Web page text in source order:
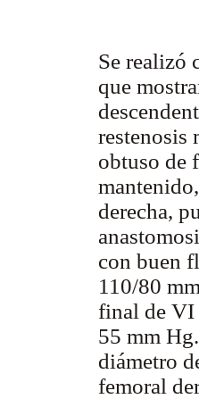
Se realizó
que
restenosis
obtuso de
derecha,
con buen
110/80
final de VI
55 mm
diámetro
femoral